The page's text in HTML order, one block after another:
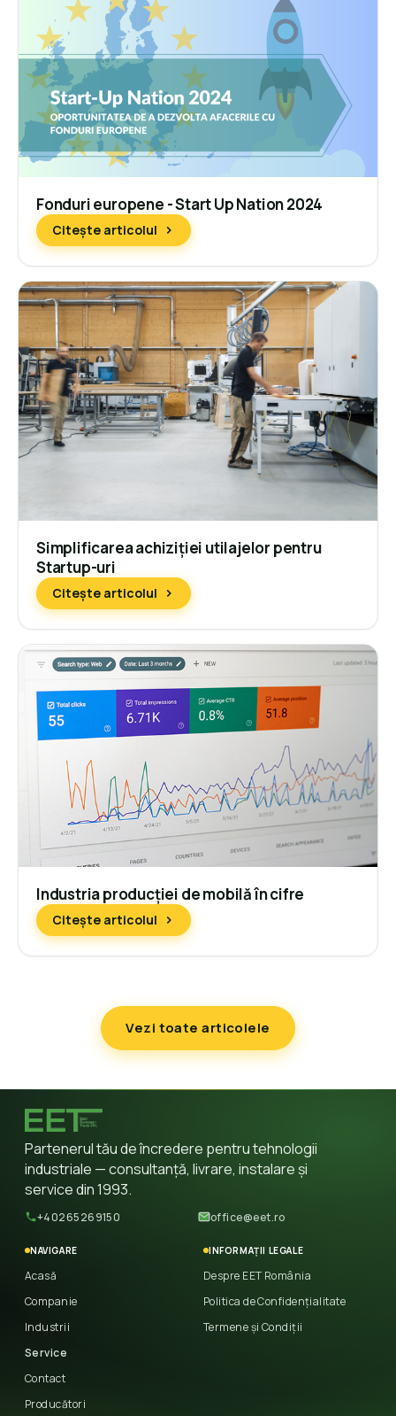
Fonduri europene - Start Up Nation 2024
Citește articolul
Simplificarea achiziției utilajelor pentru
Startup-uri
Citește articolul
Industria producției de mobilă în cifre
Citește articolul
Vezi toate articolele
Partenerul tău de încredere pentru tehnologii
industriale — consultanță, livrare, instalare și
service din 1993.
+40265269150 office@eet.ro
NAVIGARE
Acasă
Companie
Industrii
Service
Contact
Producători
INFORMAȚII LEGALE
Despre EET România
Politica de Confidențialitate
Termene și Condiții